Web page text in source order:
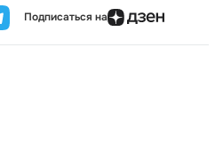
Подписаться на